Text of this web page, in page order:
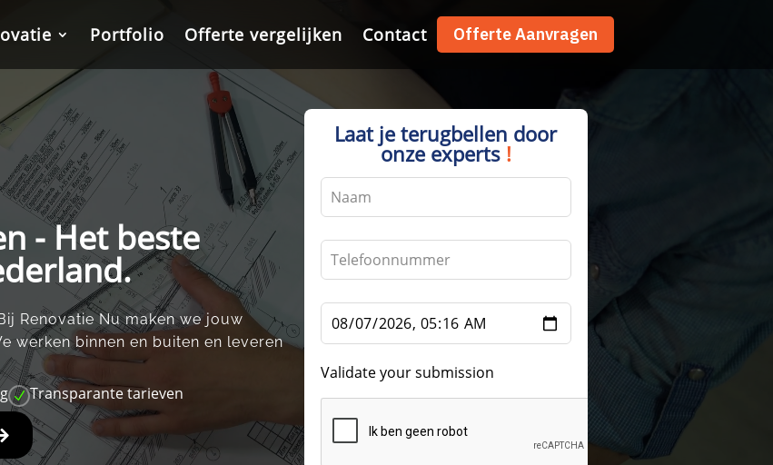
Portfolio Offerte vergelijken Contact Offerte Aanvragen
Portfolio Offerte vergelijken Contact Offerte Aanvragen
- Het beste
Renovatie Nu maken we jouw
werken binnen en buiten en leveren
N Transparante tarieven
Laat je terugbellen door
onze experts !
Leave
this
blank
Validate your submission